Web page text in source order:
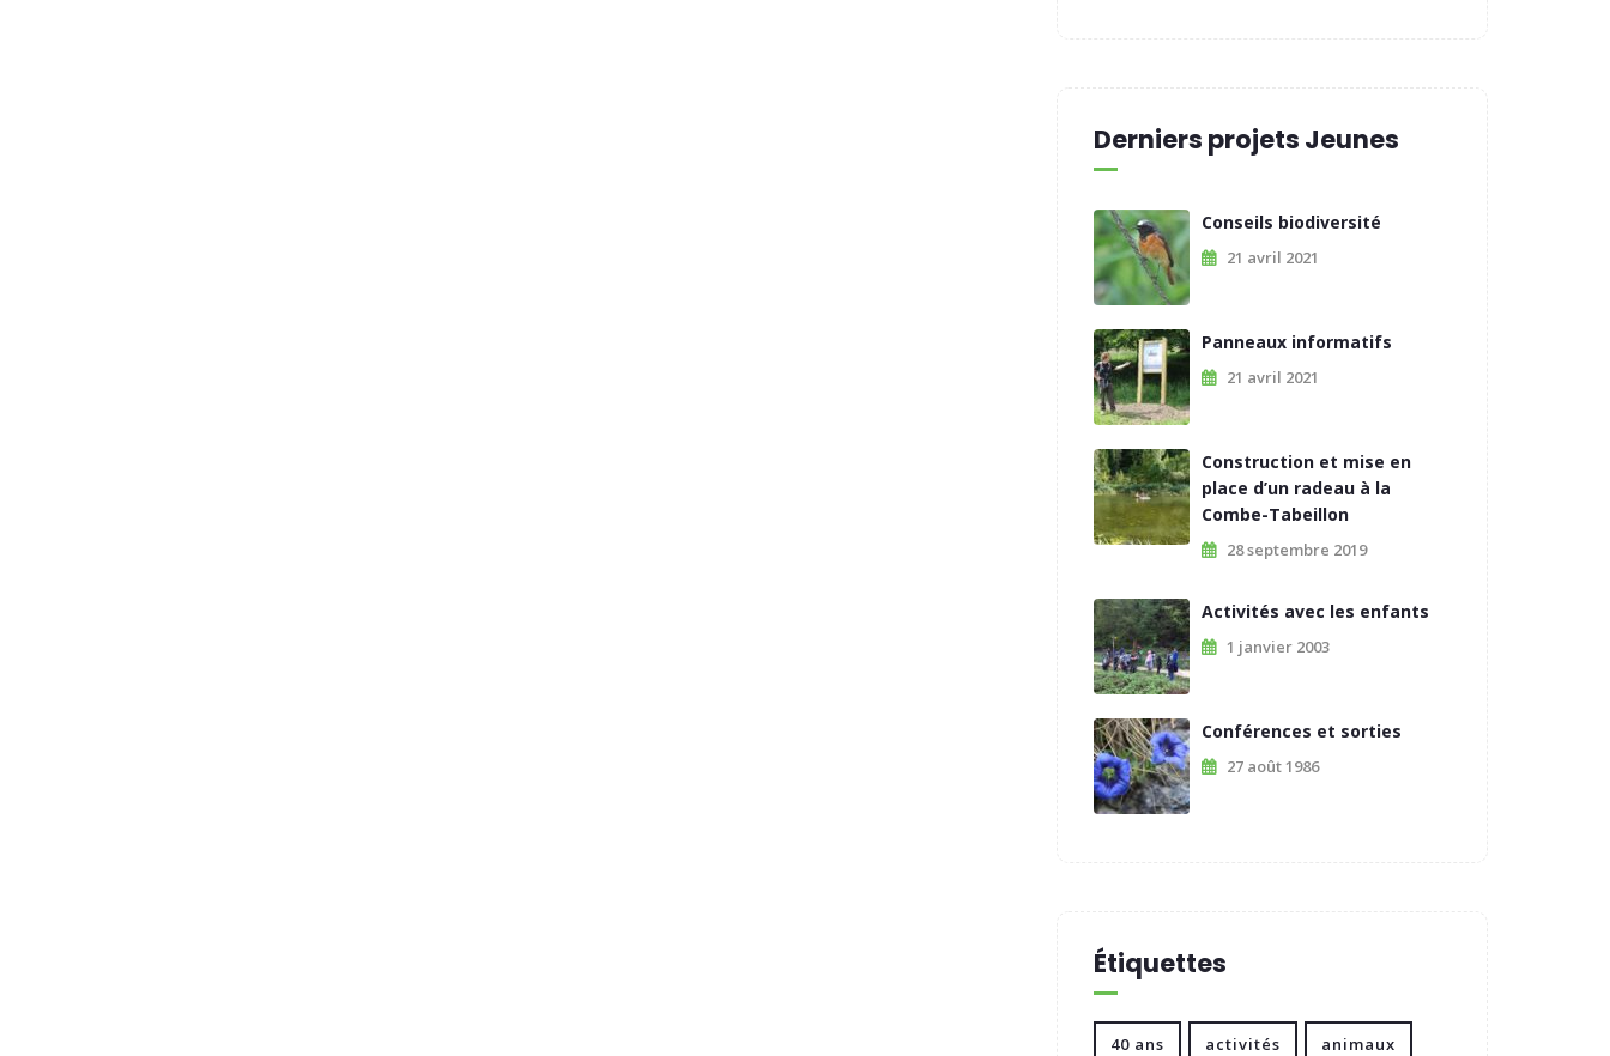
Derniers projets Jeunes
Conseils biodiversité
21 avril 2021
Panneaux informatifs
21 avril 2021
Construction et mise en
place d’un radeau à la
Combe-Tabeillon
28 septembre 2019
Activités avec les enfants
1 janvier 2003
Conférences et sorties
27 août 1986
Étiquettes
40 ans activités animaux